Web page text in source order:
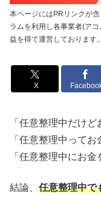
本ページにはPRリンクが
ラムを利用し各事業者(ア
益を得て運営しております。
X
「任意整理中だけど
「任意整理中ってお
「任意整理中にお金
結論、 任意整理中で